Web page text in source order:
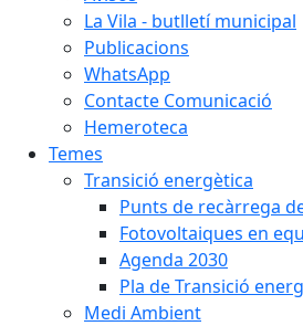
La Vila - butlletí municipal
Publicacions
WhatsApp
Contacte Comunicació
Hemeroteca
Temes
Transició energètica
Punts de recàrrega
Fotovoltaiques en
Agenda 2030
Pla de Transició
Medi Ambient